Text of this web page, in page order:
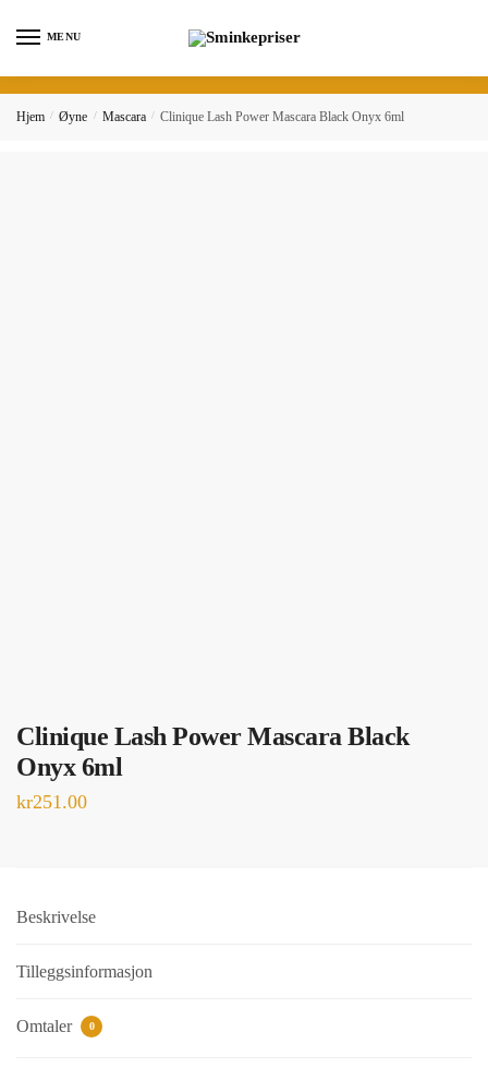
MENU
Hjem / Øyne / Mascara / Clinique Lash Power Mascara Black Onyx 6ml
Clinique Lash Power Mascara Black
Onyx 6ml
kr251.00
Beskrivelse
Tilleggsinformasjon
Omtaler 0